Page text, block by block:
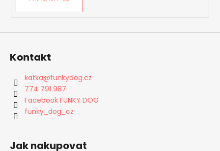
Kontakt
katka@funkydog.cz
774 791 987
Facebook FUNKY DOG
funky_dog_cz
Jak nakupovat